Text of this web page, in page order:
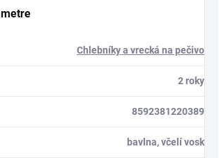
Chlebníky a vrecká na pečivo
2 roky
8592381220389
bavlna, včelí vosk